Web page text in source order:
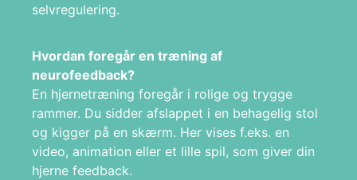
selvregulering.
Hvordan foregår en træning af
neurofeedback?
En hjernetræning foregår i rolige og trygge
rammer. Du sidder afslappet i en behagelig stol
og kigger på en skærm. Her vises f.eks. en
video, animation eller et lille spil, som giver din
hjerne feedback.